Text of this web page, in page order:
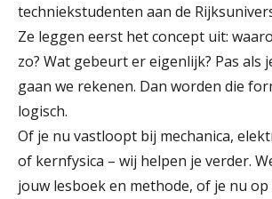
techniekstudenten aan de
Ze leggen eerst het concept uit:
zo? Wat gebeurt er eigenlijk? Pas als
gaan we rekenen. Dan worden die
logisch.
Of je nu vastloopt bij mechanica,
of kernfysica – wij helpen je verder.
jouw lesboek en methode, of je nu